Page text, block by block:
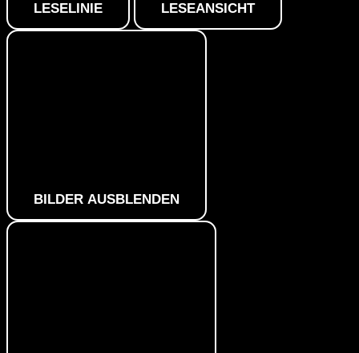
LESELINIE LESEANSICHT
BILDER AUSBLENDEN